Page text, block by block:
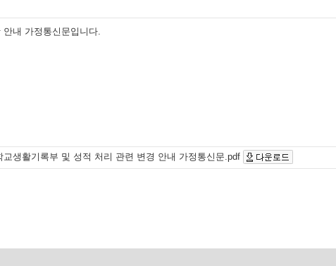
내 가정통신문입니다.
교생활기록부 및 성적 처리 관련 변경 안내 가정통신문.pdf